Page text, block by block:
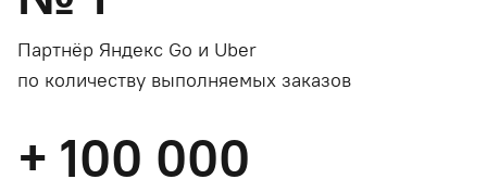
Партнёр Яндекс Go и Uber
по количеству выполняемых заказов
+ 100 000